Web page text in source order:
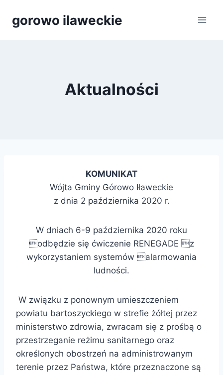
gorowo ilaweckie
Aktualności
KOMUNIKAT
Wójta Gminy Górowo Iławeckie
z dnia 2 października 2020 r.
W dniach 6-9 października 2020 roku
odbędzie się ćwiczenie RENEGADE z
wykorzystaniem systemów alarmowania
ludności.
W związku z ponownym umieszczeniem
powiatu bartoszyckiego w strefie żółtej przez
ministerstwo zdrowia, zwracam się z prośbą o
przestrzeganie reżimu sanitarnego oraz
określonych obostrzeń na administrowanym
terenie przez Państwa, które przeznaczone są